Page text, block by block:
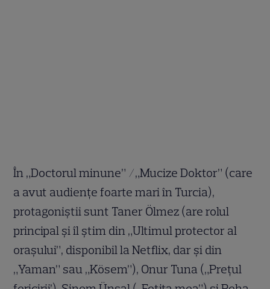
În „Doctorul minune” /„Mucize Doktor” (care
a avut audienţe foarte mari în Turcia),
protagoniştii sunt Taner Ölmez (are rolul
principal și îl știm din „Ultimul protector al
orașului”, disponibil la Netflix, dar și din
„Yaman” sau „Kösem”), Onur Tuna („Preţul